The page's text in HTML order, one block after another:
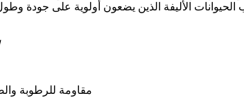
مقاومة للرطوبة